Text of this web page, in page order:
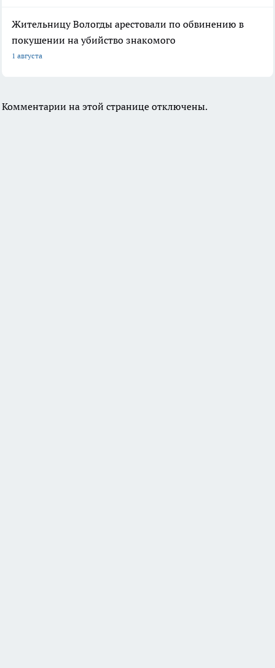
Жительницу Вологды арестовали по обвинению в
покушении на убийство знакомого
1 августа
Комментарии на этой странице отключены.